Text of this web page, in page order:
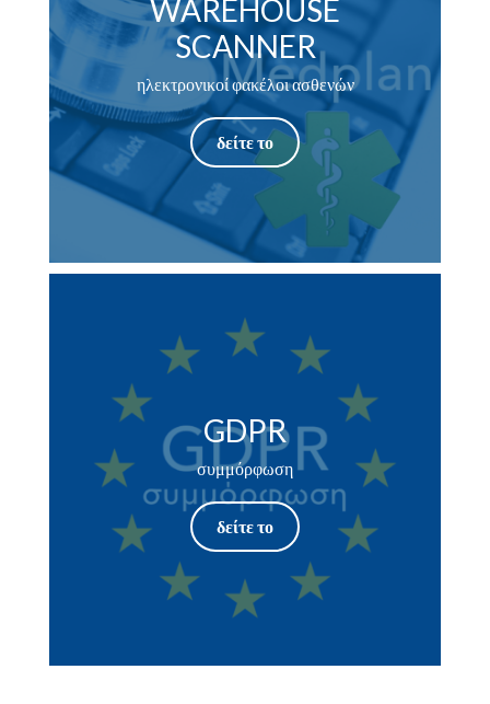
WAREHOUSE
SCANNER
ηλεκτρονικοί φακέλοι ασθενών
δείτε το
GDPR
συμμόρφωση
δείτε το